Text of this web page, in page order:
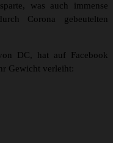
was auch immense
Corona gebeutelten
DC, hat auf Facebook
Gewicht verleiht: